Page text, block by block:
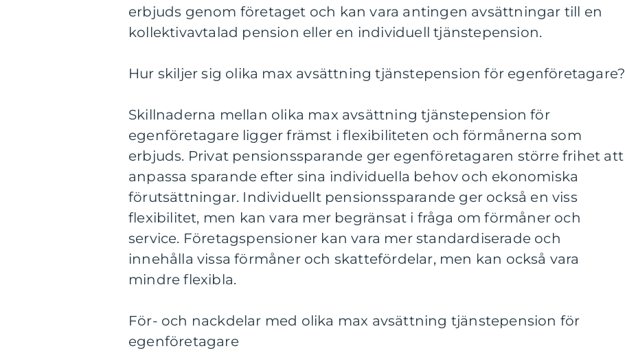
erbjuds genom företaget och kan vara antingen avsättningar till en
kollektivavtalad pension eller en individuell tjänstepension.
Hur skiljer sig olika max avsättning tjänstepension för egenföretagare?
Skillnaderna mellan olika max avsättning tjänstepension för
egenföretagare ligger främst i flexibiliteten och förmånerna som
erbjuds. Privat pensionssparande ger egenföretagaren större frihet att
anpassa sparande efter sina individuella behov och ekonomiska
förutsättningar. Individuellt pensionssparande ger också en viss
flexibilitet, men kan vara mer begränsat i fråga om förmåner och
service. Företagspensioner kan vara mer standardiserade och
innehålla vissa förmåner och skattefördelar, men kan också vara
mindre flexibla.
För- och nackdelar med olika max avsättning tjänstepension för
egenföretagare